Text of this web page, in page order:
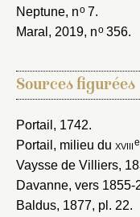
Neptune, no7.
Maral, 2019, no356.
Sources figurées
Portail, 1742.
Portail, milieu du xviiie
Vaysse de Villiers,
Davanne, vers 1855-
Baldus, 1877, pl. 22.